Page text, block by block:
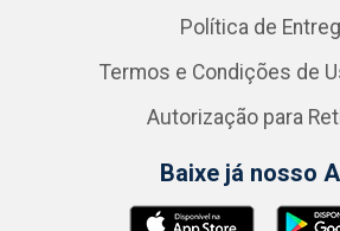
Política de
Termos e Condições de
Autorização para
Baixe já nosso